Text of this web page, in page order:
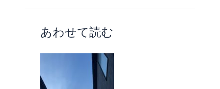
あわせて読む